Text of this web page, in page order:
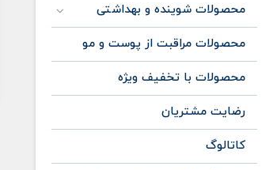
محصولات شوینده و بهداشتی
محصولات مراقبت از پوست و مو
محصولات با تخفیف ویژه
رضایت مشتریان
کاتالوگ